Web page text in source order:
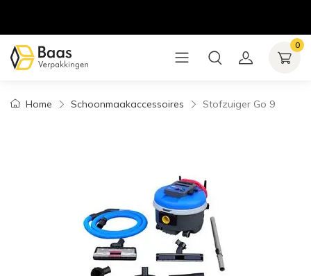
0
Home Schoonmaakaccessoires Stofzuiger Go 9